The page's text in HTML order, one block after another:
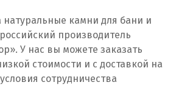
камни для бани и
производитель
У нас вы можете заказать
стоимости и с доставкой на
сотрудничества